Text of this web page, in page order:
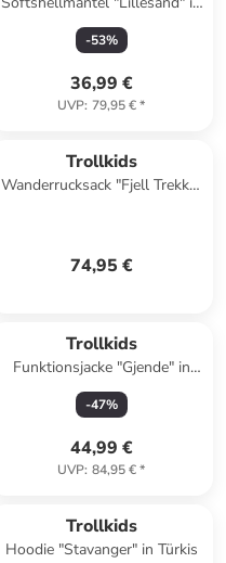
Dunkelblau
-53%
36,99 €
UVP: 79,95 €*
Trollkids
Wanderrucksack "Fjell Trekker
74,95 €
Trollkids
Funktionsjacke "Gjende" in
Blau/ Dunkelblau
-47%
44,99 €
UVP: 84,95 €*
Trollkids
Hoodie "Stavanger" in Türkis